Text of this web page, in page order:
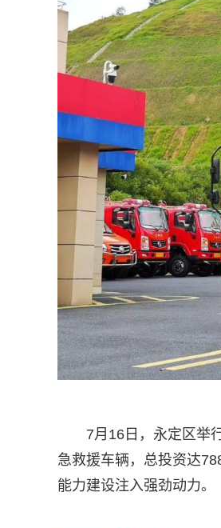
7月16日，永定区举
急救援车辆，总投资达
能力建设注入强劲动力。